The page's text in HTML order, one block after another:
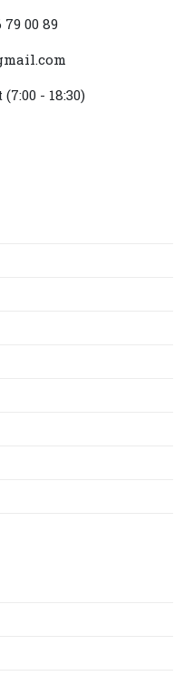
79 00 89
- 18:30)